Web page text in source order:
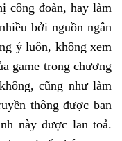
công đoàn, hay làm
bởi nguồn ngân
ý luôn, không xem
game trong chương
cũng như làm
thông được ban
này được lan toả.